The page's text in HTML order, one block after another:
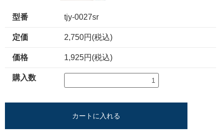
型番 tjy-0027sr
定価 2,750円(税込)
価格 1,925円(税込)
購入数
カートに入れる